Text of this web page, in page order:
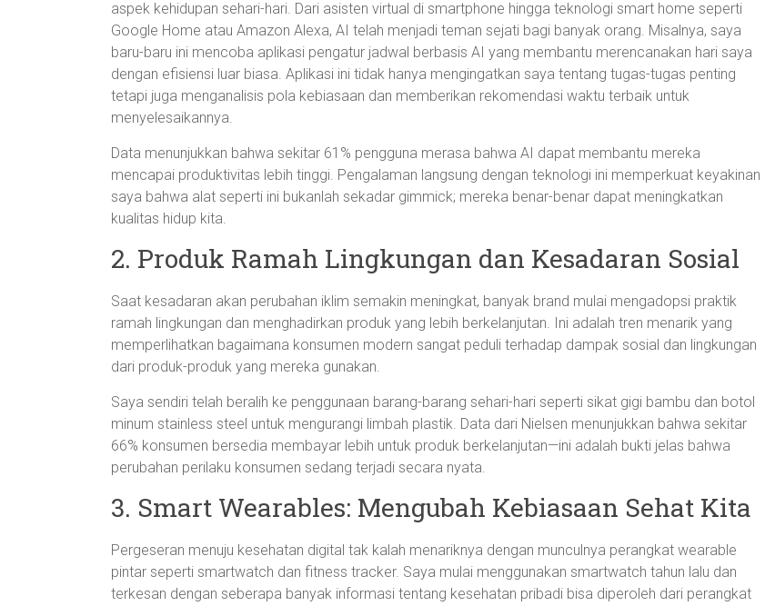
aspek kehidupan sehari-hari. Dari asisten virtual di smartphone hingga teknologi smart home seperti
Google Home atau Amazon Alexa, AI telah menjadi teman sejati bagi banyak orang. Misalnya, saya
baru-baru ini mencoba aplikasi pengatur jadwal berbasis AI yang membantu merencanakan hari saya
dengan efisiensi luar biasa. Aplikasi ini tidak hanya mengingatkan saya tentang tugas-tugas penting
tetapi juga menganalisis pola kebiasaan dan memberikan rekomendasi waktu terbaik untuk
menyelesaikannya.
Data menunjukkan bahwa sekitar 61% pengguna merasa bahwa AI dapat membantu mereka
mencapai produktivitas lebih tinggi. Pengalaman langsung dengan teknologi ini memperkuat keyakinan
saya bahwa alat seperti ini bukanlah sekadar gimmick; mereka benar-benar dapat meningkatkan
kualitas hidup kita.
2. Produk Ramah Lingkungan dan Kesadaran Sosial
Saat kesadaran akan perubahan iklim semakin meningkat, banyak brand mulai mengadopsi praktik
ramah lingkungan dan menghadirkan produk yang lebih berkelanjutan. Ini adalah tren menarik yang
memperlihatkan bagaimana konsumen modern sangat peduli terhadap dampak sosial dan lingkungan
dari produk-produk yang mereka gunakan.
Saya sendiri telah beralih ke penggunaan barang-barang sehari-hari seperti sikat gigi bambu dan botol
minum stainless steel untuk mengurangi limbah plastik. Data dari Nielsen menunjukkan bahwa sekitar
66% konsumen bersedia membayar lebih untuk produk berkelanjutan—ini adalah bukti jelas bahwa
perubahan perilaku konsumen sedang terjadi secara nyata.
3. Smart Wearables: Mengubah Kebiasaan Sehat Kita
Pergeseran menuju kesehatan digital tak kalah menariknya dengan munculnya perangkat wearable
pintar seperti smartwatch dan fitness tracker. Saya mulai menggunakan smartwatch tahun lalu dan
terkesan dengan seberapa banyak informasi tentang kesehatan pribadi bisa diperoleh dari perangkat